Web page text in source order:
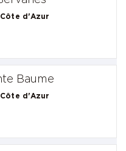
d'Azur
Baume
d'Azur